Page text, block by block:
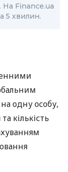
На Finance.ua
5 хвилин.
одну особу,
кількість